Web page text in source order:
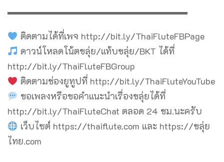
▬▬▬▬▬▬▬▬▬▬▬▬▬▬▬▬▬▬▬▬
ติดตามได้ที่เพจ http://bit.ly/ThaiFluteFBPage
ดาวน์โหลดโน้ตขลุ่ย/แท้บขลุ่ย/BKT ได้ที่
http://bit.ly/ThaiFluteFBGroup
ติดตามช่องยูทูปที่ http://bit.ly/ThaiFluteYouTube
ขอเพลงหรือขอคำแนะนำเรื่องขลุ่ยได้ที่
http://bit.ly/ThaiFluteChat ตลอด 24 ชม.นะครับ
เว็บไซต์ https://thaiflute.com และ https://ขลุ่ย
ไทย.com